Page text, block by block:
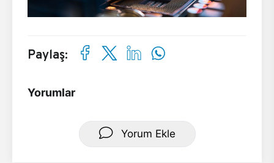
Paylaş:
Yorumlar
Yorum Ekle